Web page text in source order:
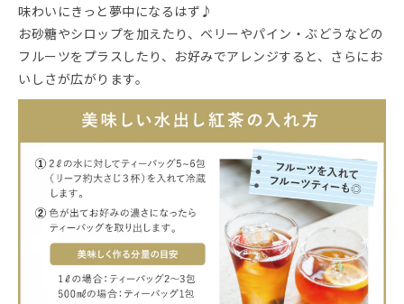
味わいにきっと夢中になるはず♪
お砂糖やシロップを加えたり、ベリーやパイン・ぶどうなどの
フルーツをプラスしたり、お好みでアレンジすると、さらにお
いしさが広がります。